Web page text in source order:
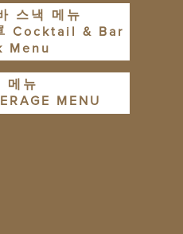
스낵 메뉴
Cocktail & Bar
Menu
메뉴
MENU